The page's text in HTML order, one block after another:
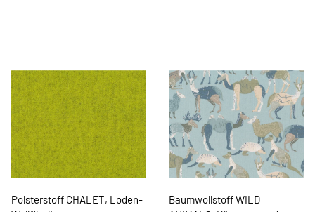
Polsterstoff CHALET, Loden-
Baumwollstoff WILD